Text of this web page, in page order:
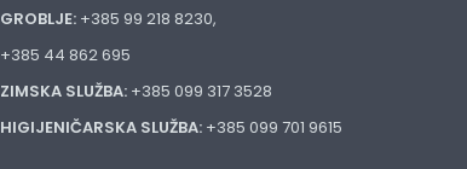
GROBLJE:+385 99 218 8230,
+385 44 862 695
ZIMSKA SLUŽBA:+385 099 317 3528
HIGIJENIČARSKA SLUŽBA:+385 099 701 9615